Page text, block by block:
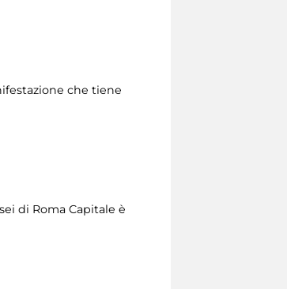
che tiene
di Roma Capitale è